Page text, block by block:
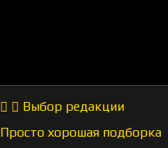
Выбор редакции
Просто хорошая подборка